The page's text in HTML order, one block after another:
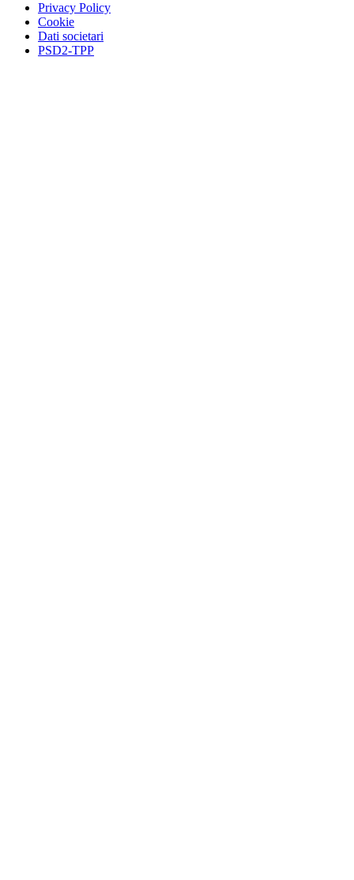
Privacy Policy
Cookie
Dati societari
PSD2-TPP